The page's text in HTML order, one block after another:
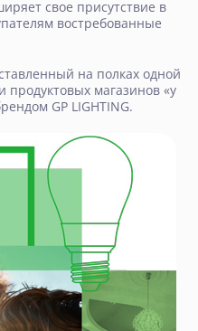
свое присутствие в
востребованные
на полках одной
продуктовых магазинов «у
GP LIGHTING.